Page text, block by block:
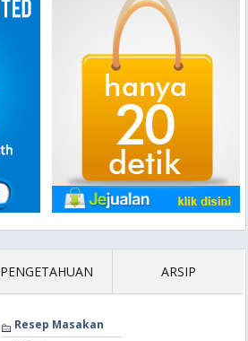
PENGETAHUAN ARSIP
Resep Masakan